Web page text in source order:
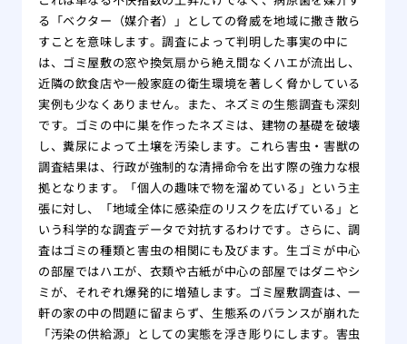
る「ベクター（媒介者）」としての脅威を地域に撒き散ら
すことを意味します。調査によって判明した事実の中に
は、ゴミ屋敷の窓や換気扇から絶え間なくハエが流出し、
近隣の飲食店や一般家庭の衛生環境を著しく脅かしている
実例も少なくありません。また、ネズミの生態調査も深刻
です。ゴミの中に巣を作ったネズミは、建物の基礎を破壊
し、糞尿によって土壌を汚染します。これら害虫・害獣の
調査結果は、行政が強制的な清掃命令を出す際の強力な根
拠となります。「個人の趣味で物を溜めている」という主
張に対し、「地域全体に感染症のリスクを広げている」と
いう科学的な調査データで対抗するわけです。さらに、調
査はゴミの種類と害虫の相関にも及びます。生ゴミが中心
の部屋ではハエが、衣類や古紙が中心の部屋ではダニやシ
ミが、それぞれ爆発的に増殖します。ゴミ屋敷調査は、一
軒の家の中の問題に留まらず、生態系のバランスが崩れた
「汚染の供給源」としての実態を浮き彫りにします。害虫